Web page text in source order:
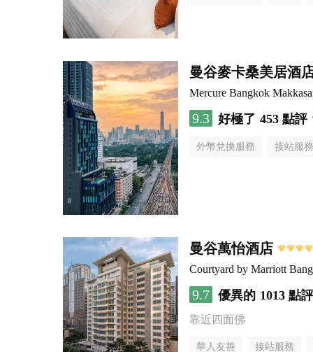
曼谷麥卡桑美居酒
Mercure Bangkok
9.3 好極了 453 點評
外幣兌換服務 接站服務
曼谷萬怡酒店
Courtyard by Marriott
9.7 優異的 1013 點評
靠近四面佛
華人友善 接站服務